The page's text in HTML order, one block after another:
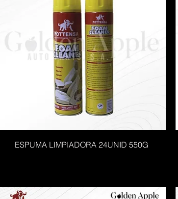
ESPUMA LIMPIADORA 24UNID 550G